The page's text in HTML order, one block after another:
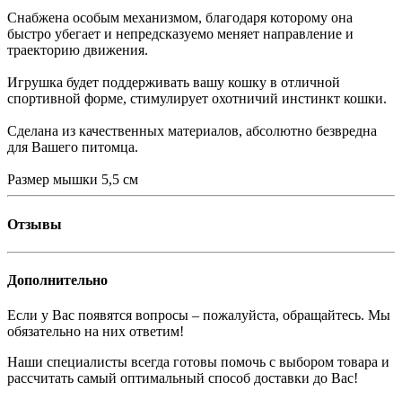
Снабжена особым механизмом, благодаря которому она
быстро убегает и непредсказуемо меняет направление и
траекторию движения.
Игрушка будет поддерживать вашу кошку в отличной
спортивной форме, стимулирует охотничий инстинкт кошки.
Сделана из качественных материалов, абсолютно безвредна
для Вашего питомца.
Размер мышки 5,5 см
Отзывы
Дополнительно
Если у Вас появятся вопросы – пожалуйста, обращайтесь. Мы
обязательно на них ответим!
Наши специалисты всегда готовы помочь с выбором товара и
рассчитать самый оптимальный способ доставки до Вас!